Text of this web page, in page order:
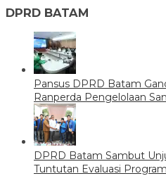
DPRD BATAM
Pansus DPRD Batam
Ranperda Pengelolaan
DPRD Batam Sambut
Tuntutan Evaluasi